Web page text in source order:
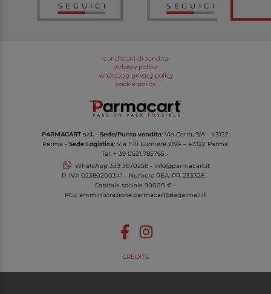
SEGUICI SEGUICI
condizioni di vendita
privacy policy
whatsapp privacy policy
cookie policy
PARMACART s.r.l. -Sede/Punto vendita: Via Carra, 9/A - 43122
Parma -Sede Logistica: Via F.lli Lumière 28/A – 43122 Parma
Tel. + 39 0521.785765 -
WhatsApp 339 5670258- info@parmacart.it
P. IVA02380200341 - Numero REA: PR-233326 -
Capitale sociale 90000 € -
PEC amministrazione.parmacart@legalmail.it
CREDITS